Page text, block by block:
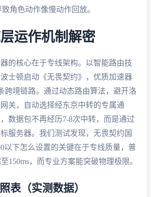
角色动作像慢动作回放。
运作机制解密
的核心在于专线架构。以智能路由技
士顿启动《无畏契约》，优质加速器
跨境链路。通过动态路由算法，避开洛
关，自动选择经东京中转的专属通
数据包不再经历7-8次中转，而是通过
服务器。我们测试发现，无畏契约国
以下怎么设置的关键在于专线质量，普
150ms，而专业方案能突破物理极限。
表（实测数据）